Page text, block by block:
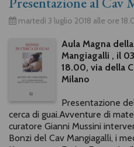
martedì 3 luglio 2018 alle ore
Aula Magna
Mangiagalli , il
18.00, via della
Milano
Presentazione
cerca di guai.Avventure di
curatore Gianni Mussini
Bonzi del Cav Mangiagalli, i